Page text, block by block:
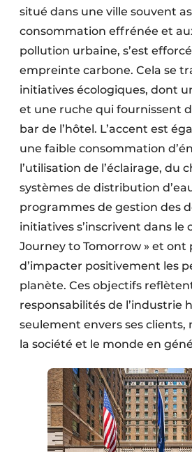
situé dans une ville souvent
consommation effrénée et
pollution urbaine, s’est
empreinte carbone. Cela se
initiatives écologiques, dont
et une ruche qui fournissent
bar de l’hôtel. L’accent est
une faible consommation
l’utilisation de l’éclairage, du
systèmes de distribution
programmes de gestion des
initiatives s’inscrivent dans le
Journey to Tomorrow » et ont
d’impacter positivement les
planète. Ces objectifs
responsabilités de l’industrie
seulement envers ses clients,
la société et le monde en